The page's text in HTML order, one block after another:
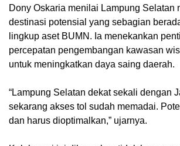
Dony Oskaria menilai Lampung Selatan
destinasi potensial yang sebagian
lingkup aset BUMN. Ia menekankan
percepatan pengembangan kawasan
untuk meningkatkan daya saing daerah.
“Lampung Selatan dekat sekali dengan
sekarang akses tol sudah memadai.
dan harus dioptimalkan,” ujarnya.